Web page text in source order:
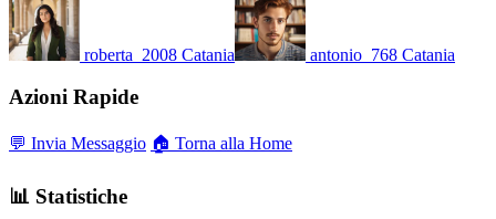
roberta_2008 Catania antonio_768 Catania
Azioni Rapide
💬 Invia Messaggio 🏠 Torna alla Home
📊 Statistiche